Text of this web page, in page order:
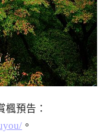
楓預告：
。